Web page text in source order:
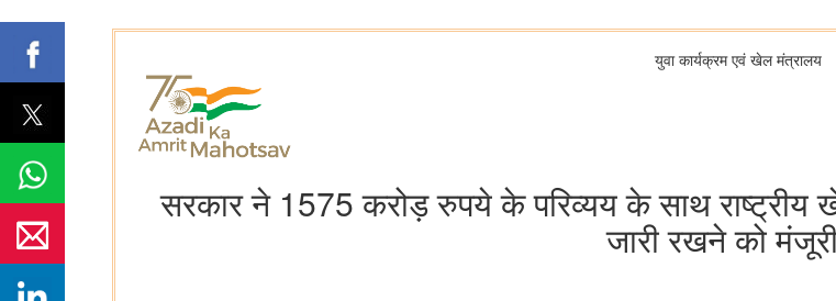
युवा कार्यक्रम एवं खेल मंत्रालय
सरकार ने 1575 करोड़ रुपये के परिव्‍यय के साथ
जारी रखने को